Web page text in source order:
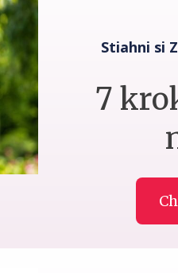
Stiahni si
7